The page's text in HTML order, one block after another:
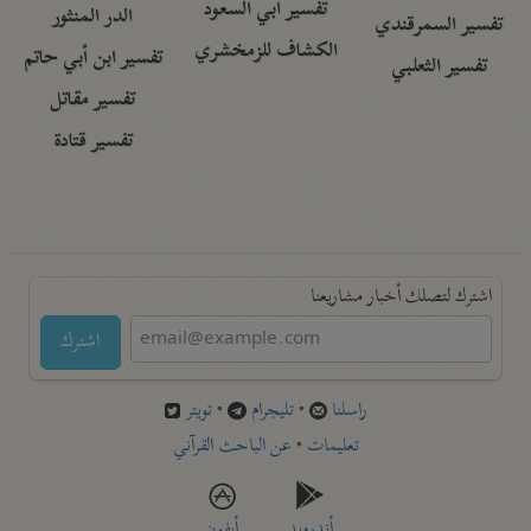
تفسير السمرقندي
تفسير الثعلبي
تفسير أبي السعود
الكشاف للزمخشري
الدر المنثور
تفسير ابن أبي حاتم
تفسير مقاتل
تفسير قتادة
اشترك لتصلك أخبار مشاريعنا
اشترك
راسلنا •تليجرام •تويتر
تعليمات •عن الباحث القرآني